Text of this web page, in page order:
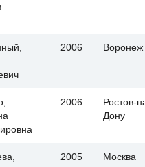
2006 Воронеж
2006
Ростов-
Дону
2005 Москва